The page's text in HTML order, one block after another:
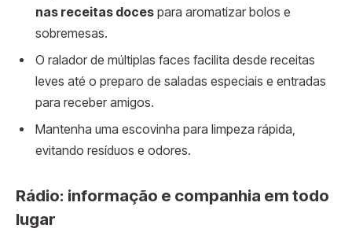
nas receitas doces para aromatizar bolos e
sobremesas.
O ralador de múltiplas faces facilita desde receitas
leves até o preparo de saladas especiais e entradas
para receber amigos.
Mantenha uma escovinha para limpeza rápida,
evitando resíduos e odores.
Rádio: informação e companhia em todo
lugar